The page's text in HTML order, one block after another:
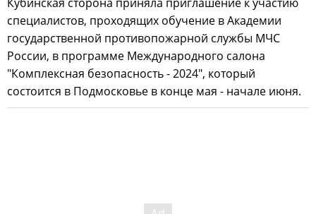
специалистов, проходящих обучение в Академии
государственной противопожарной службы МЧС
России, в программе Международного салона
"Комплексная безопасность - 2024", который
состоится в Подмосковье в конце мая - начале июня.